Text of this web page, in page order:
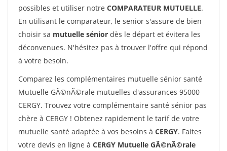
possibles et utiliser notre COMPARATEUR MUTUELLE.
En utilisant le comparateur, le senior s'assure de bien
choisir sa mutuelle sénior dès le départ et évitera les
déconvenues. N'hésitez pas à trouver l'offre qui répond
à votre besoin.
Comparez les complémentaires mutuelle sénior santé
Mutuelle GÃ©nÃ©rale mutuelles d'assurances 95000
CERGY. Trouvez votre complémentaire santé sénior pas
chère à CERGY ! Obtenez rapidement le tarif de votre
mutuelle santé adaptée à vos besoins à CERGY. Faites
votre devis en ligne à CERGY Mutuelle GÃ©nÃ©rale